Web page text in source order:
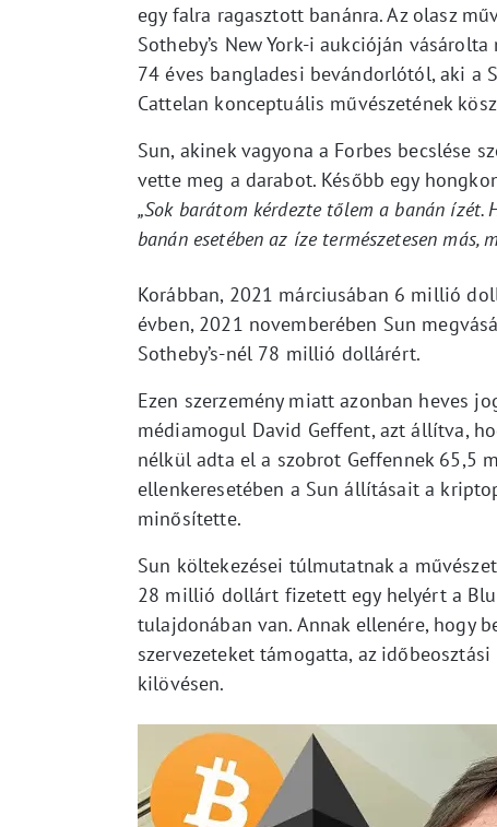
egy falra ragasztott banánra. Az olasz
Sotheby’s New York-i aukcióján
74 éves bangladesi bevándorlótól, aki a
Cattelan konceptuális művészetének
Sun, akinek vagyona a Forbes becslése
vette meg a darabot. Később egy
„Sok barátom kérdezte tőlem a banán
banán esetében az íze természetesen más,
Korábban, 2021 márciusában 6 millió
évben, 2021 novemberében Sun
Sotheby’s-nél 78 millió dollárért.
Ezen szerzemény miatt azonban heves
médiamogul David Geffent, azt állítva,
nélkül adta el a szobrot Geffennek 65,5
ellenkeresetében a Sun állításait a
minősítette.
Sun költekezései túlmutatnak a
28 millió dollárt fizetett egy helyért a
tulajdonában van. Annak ellenére, hogy
szervezeteket támogatta, az
kilövésen.